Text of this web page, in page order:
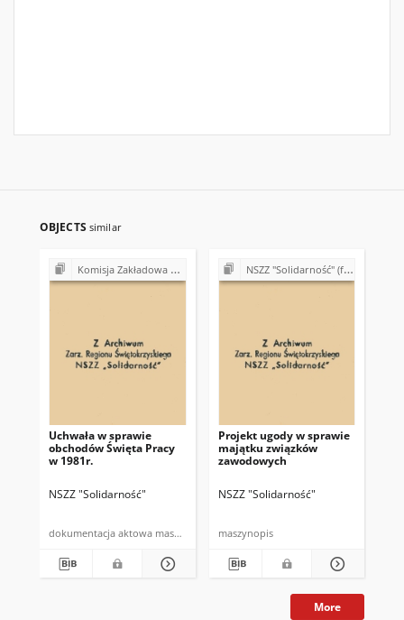
OBJECTS similar
Komisja Zakładowa NSZZ "Solidarność" przy Urzędzie Gminy w Bodzentynie
Uchwała w sprawie
obchodów Święta Pracy
w 1981r.
NSZZ "Solidarność"
dokumentacja aktowa maszynopis
NSZZ "Solidarność" (formalno-prawne podstawy działalności)
Projekt ugody w sprawie
majątku związków
zawodowych
NSZZ "Solidarność"
maszynopis
More